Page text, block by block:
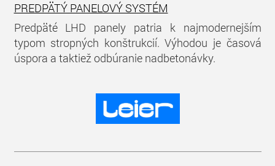
PREDPÄTÝ PANELOVÝ SYSTÉM
Predpäté LHD panely patria k najmodernejším
typom stropných konštrukcií. Výhodou je časová
úspora a taktiež odbúranie nadbetonávky.